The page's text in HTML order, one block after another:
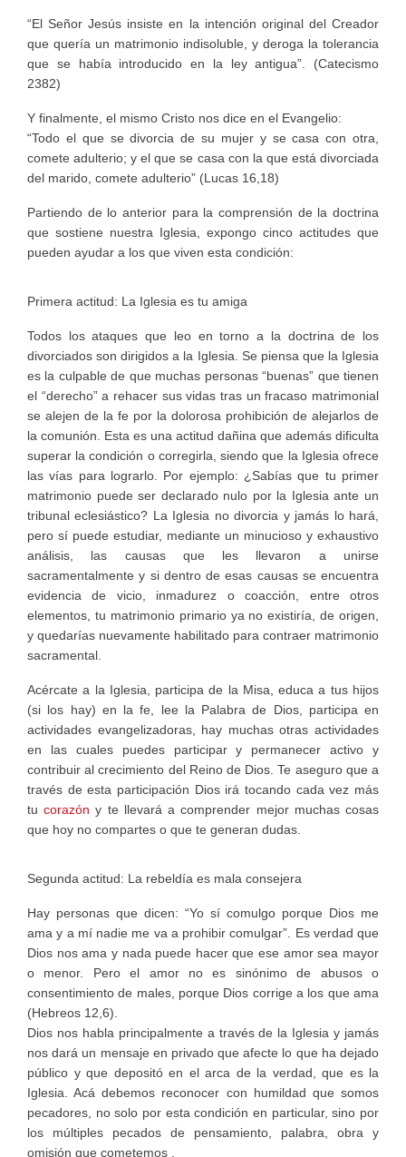
“El Señor Jesús insiste en la intención original del Creador
que quería un matrimonio indisoluble, y deroga la tolerancia
que se había introducido en la ley antigua”. (Catecismo
2382)
Y finalmente, el mismo Cristo nos dice en el Evangelio:
“Todo el que se divorcia de su mujer y se casa con otra,
comete adulterio; y el que se casa con la que está divorciada
del marido, comete adulterio” (Lucas 16,18)
Partiendo de lo anterior para la comprensión de la doctrina
que sostiene nuestra Iglesia, expongo cinco actitudes que
pueden ayudar a los que viven esta condición:
Primera actitud: La Iglesia es tu amiga
Todos los ataques que leo en torno a la doctrina de los
divorciados son dirigidos a la Iglesia. Se piensa que la Iglesia
es la culpable de que muchas personas “buenas” que tienen
el “derecho” a rehacer sus vidas tras un fracaso matrimonial
se alejen de la fe por la dolorosa prohibición de alejarlos de
la comunión. Esta es una actitud dañina que además dificulta
superar la condición o corregirla, siendo que la Iglesia ofrece
las vías para lograrlo. Por ejemplo: ¿Sabías que tu primer
matrimonio puede ser declarado nulo por la Iglesia ante un
tribunal eclesiástico? La Iglesia no divorcia y jamás lo hará,
pero sí puede estudiar, mediante un minucioso y exhaustivo
análisis, las causas que les llevaron a unirse
sacramentalmente y si dentro de esas causas se encuentra
evidencia de vicio, inmadurez o coacción, entre otros
elementos, tu matrimonio primario ya no existiría, de origen,
y quedarías nuevamente habilitado para contraer matrimonio
sacramental.
Acércate a la Iglesia, participa de la Misa, educa a tus hijos
(si los hay) en la fe, lee la Palabra de Dios, participa en
actividades evangelizadoras, hay muchas otras actividades
en las cuales puedes participar y permanecer activo y
contribuir al crecimiento del Reino de Dios. Te aseguro que a
través de esta participación Dios irá tocando cada vez más
tucorazón y te llevará a comprender mejor muchas cosas
que hoy no compartes o que te generan dudas.
Segunda actitud: La rebeldía es mala consejera
Hay personas que dicen: “Yo sí comulgo porque Dios me
ama y a mí nadie me va a prohibir comulgar”. Es verdad que
Dios nos ama y nada puede hacer que ese amor sea mayor
o menor. Pero el amor no es sinónimo de abusos o
consentimiento de males, porque Dios corrige a los que ama
(Hebreos 12,6).
Dios nos habla principalmente a través de la Iglesia y jamás
nos dará un mensaje en privado que afecte lo que ha dejado
público y que depositó en el arca de la verdad, que es la
Iglesia. Acá debemos reconocer con humildad que somos
pecadores, no solo por esta condición en particular, sino por
los múltiples pecados de pensamiento, palabra, obra y
omisión que cometemos .